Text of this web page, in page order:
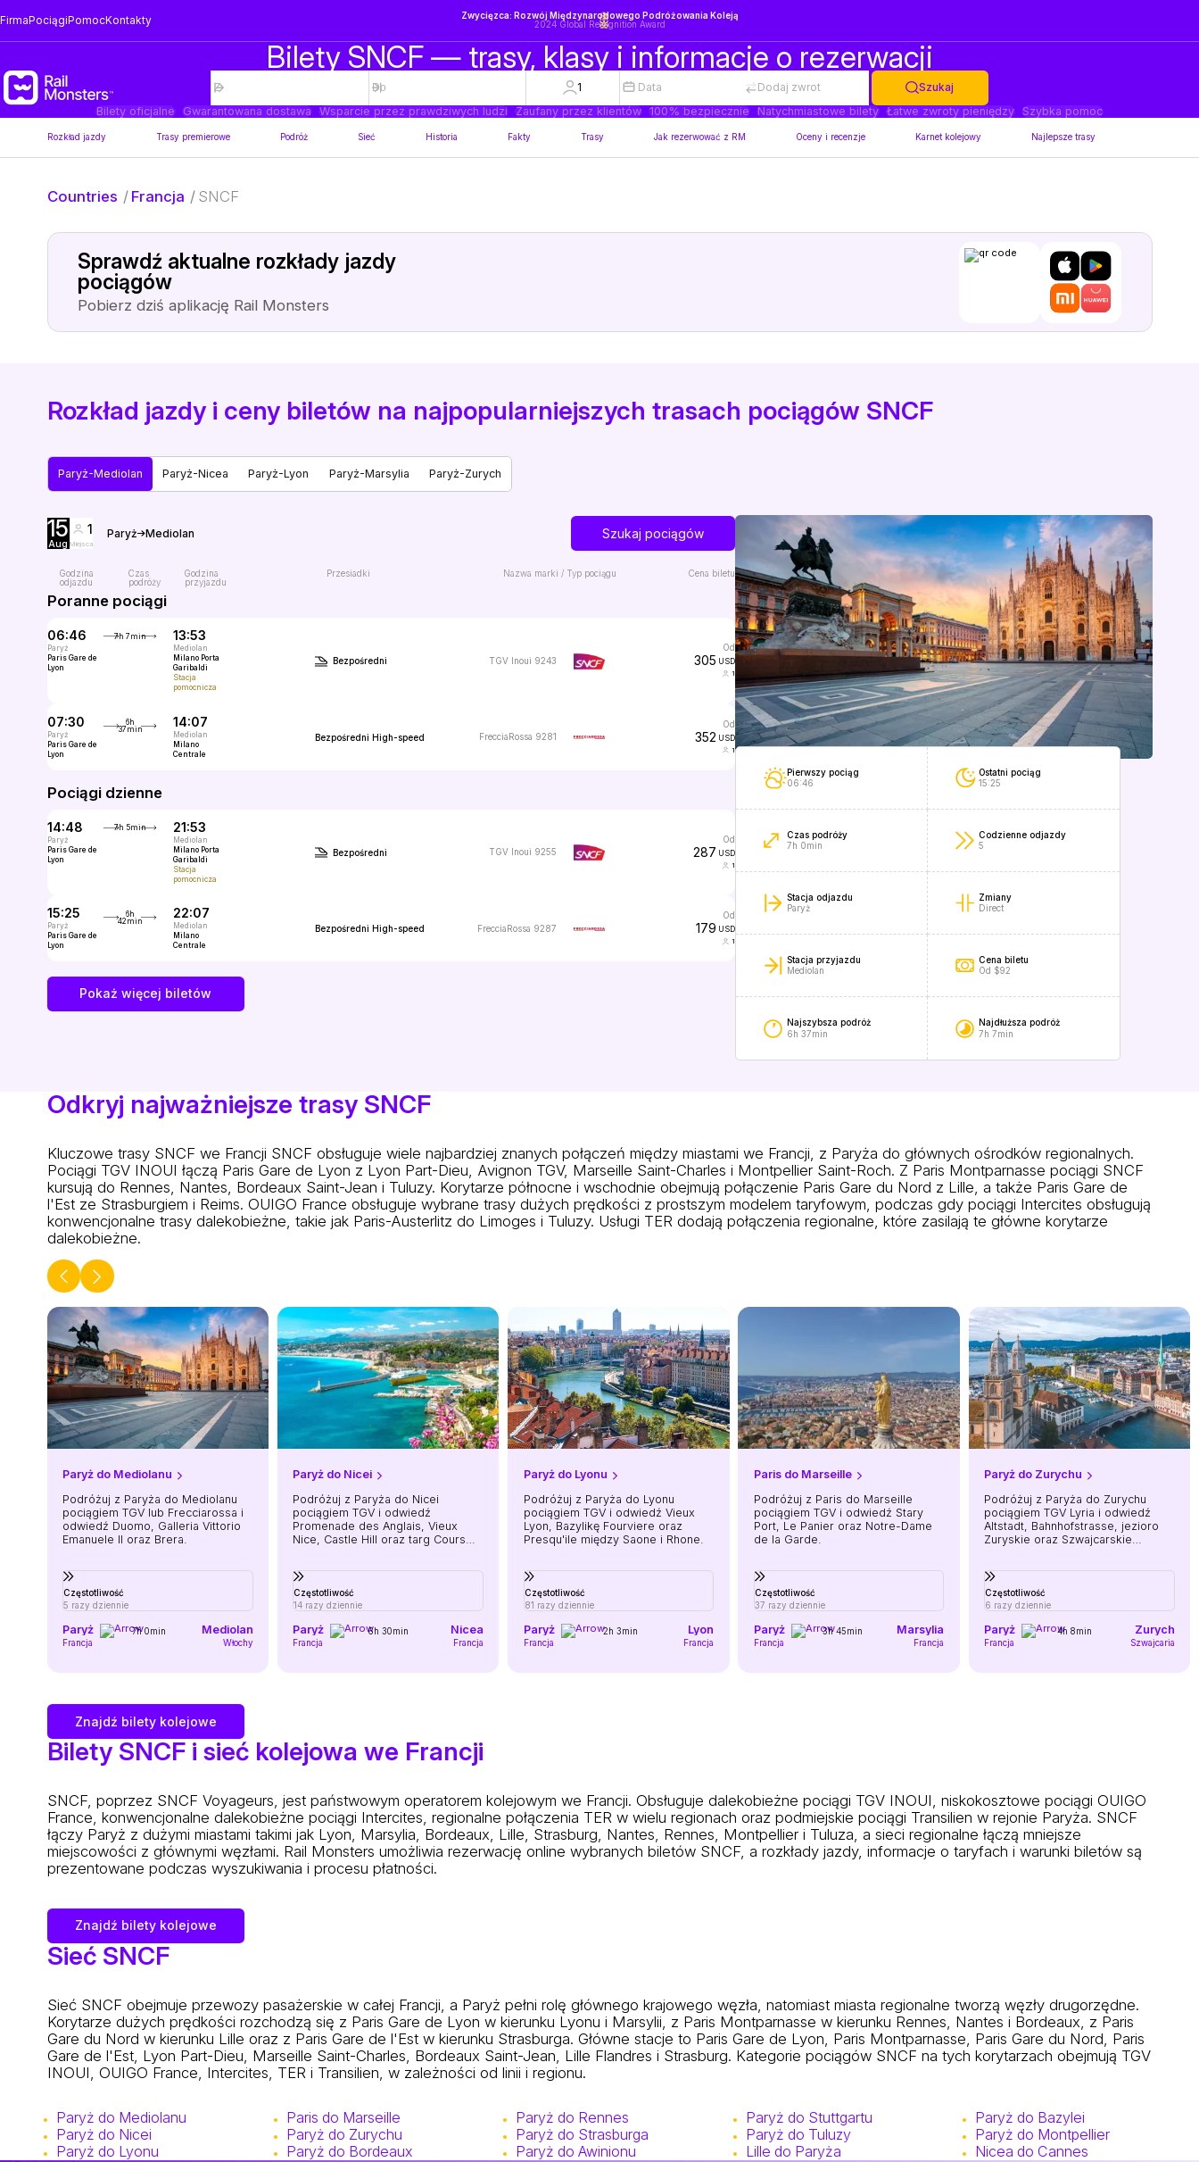
FirmaPociągiPomocKontakty
Zwycięzca: Rozwój Międzynarodowego Podróżowania Koleją
2024 Global Recognition Award
Bilety SNCF — trasy, klasy i informacje o rezerwacji
1 Data Dodaj zwrot
Szukaj
Bilety oficjalne
Gwarantowana dostawa Wsparcie przez prawdziwych ludzi Zaufany przez klientów 100% bezpiecznie Natychmiastowe bilety Łatwe zwroty pieniędzy Szybka pomoc
Rozkład jazdy Trasy premierowe Podróż Sieć Historia Fakty Trasy Jak rezerwować z RM Oceny i recenzje Karnet kolejowy Najlepsze trasy
Countries / Francja / SNCF
Sprawdź aktualne rozkłady jazdy
pociągów
Pobierz dziś aplikację Rail Monsters
Rozkład jazdy i ceny biletów na najpopularniejszych trasach pociągów SNCF
Paryż-Mediolan Paryż-Nicea Paryż-Lyon Paryż-Marsylia Paryż-Zurych
15
Aug
1
Miejsca
Paryż Mediolan Szukaj pociągów
Godzina
odjazdu
Czas
podróży
Godzina
przyjazdu
Przesiadki Nazwa marki / Typ pociągu Cena biletu
Poranne pociągi
06:46
Paryż
Paris Gare de
Lyon
7h 7min 13:53
Mediolan
Milano Porta
Garibaldi
Stacja
pomocnicza
Bezpośredni TGV Inoui 9243
od
305 USD
1
07:30
Paryż
Paris Gare de
Lyon
6h
37min
14:07
Mediolan
Milano
Centrale
Bezpośredni High-speed FrecciaRossa 9281
od
352 USD
1
Pociągi dzienne
14:48
Paryż
Paris Gare de
Lyon
7h 5min 21:53
Mediolan
Milano Porta
Garibaldi
Stacja
pomocnicza
Bezpośredni TGV Inoui 9255
od
287 USD
1
15:25
Paryż
Paris Gare de
Lyon
6h
42min
22:07
Mediolan
Milano
Centrale
Bezpośredni High-speed FrecciaRossa 9287
od
179 USD
1
Pokaż więcej biletów
Pierwszy pociąg
06:46
Ostatni pociąg
15:25
Czas podróży
7h 0min
Codzienne odjazdy
5
Stacja odjazdu
Paryż
Zmiany
Direct
Stacja przyjazdu
Mediolan
Cena biletu
Od $92
Najszybsza podróż
6h 37min
Najdłuższa podróż
7h 7min
Odkryj najważniejsze trasy SNCF
Kluczowe trasy SNCF we Francji SNCF obsługuje wiele najbardziej znanych połączeń między miastami we Francji, z Paryża do głównych ośrodków regionalnych.
Pociągi TGV INOUI łączą Paris Gare de Lyon z Lyon Part-Dieu, Avignon TGV, Marseille Saint-Charles i Montpellier Saint-Roch. Z Paris Montparnasse pociągi SNCF
kursują do Rennes, Nantes, Bordeaux Saint-Jean i Tuluzy. Korytarze północne i wschodnie obejmują połączenie Paris Gare du Nord z Lille, a także Paris Gare de
l'Est ze Strasburgiem i Reims. OUIGO France obsługuje wybrane trasy dużych prędkości z prostszym modelem taryfowym, podczas gdy pociągi Intercites obsługują
konwencjonalne trasy dalekobieżne, takie jak Paris-Austerlitz do Limoges i Tuluzy. Usługi TER dodają połączenia regionalne, które zasilają te główne korytarze
dalekobieżne.
Paryż do Mediolanu
Podróżuj z Paryża do Mediolanu
pociągiem TGV lub Frecciarossa i
odwiedź Duomo, Galleria Vittorio
Emanuele II oraz Brera.
Częstotliwość
5 razy dziennie
Paryż
Francja
7h 0min Mediolan
Włochy
Paryż do Nicei
Podróżuj z Paryża do Nicei
pociągiem TGV i odwiedź
Promenade des Anglais, Vieux
Nice, Castle Hill oraz targ Cours
Częstotliwość
14 razy dziennie
Paryż
Francja
6h 30min Nicea
Francja
Paryż do Lyonu
Podróżuj z Paryża do Lyonu
pociągiem TGV i odwiedź Vieux
Lyon, Bazylikę Fourviere oraz
Presqu'ile między Saone i Rhone.
Częstotliwość
81 razy dziennie
Paryż
Francja
2h 3min Lyon
Francja
Paris do Marseille
Podróżuj z Paris do Marseille
pociągiem TGV i odwiedź Stary
Port, Le Panier oraz Notre-Dame
de la Garde.
Częstotliwość
37 razy dziennie
Paryż
Francja
3h 45min Marsylia
Francja
Paryż do Zurychu
Podróżuj z Paryża do Zurychu
pociągiem TGV Lyria i odwiedź
Altstadt, Bahnhofstrasse, jezioro
Zuryskie oraz Szwajcarskie
Częstotliwość
6 razy dziennie
Paryż
Francja
4h 8min Zurych
Szwajcaria
Znajdź bilety kolejowe
Bilety SNCF i sieć kolejowa we Francji
SNCF, poprzez SNCF Voyageurs, jest państwowym operatorem kolejowym we Francji. Obsługuje dalekobieżne pociągi TGV INOUI, niskokosztowe pociągi OUIGO
France, konwencjonalne dalekobieżne pociągi Intercites, regionalne połączenia TER w wielu regionach oraz podmiejskie pociągi Transilien w rejonie Paryża. SNCF
łączy Paryż z dużymi miastami takimi jak Lyon, Marsylia, Bordeaux, Lille, Strasburg, Nantes, Rennes, Montpellier i Tuluza, a sieci regionalne łączą mniejsze
miejscowości z głównymi węzłami. Rail Monsters umożliwia rezerwację online wybranych biletów SNCF, a rozkłady jazdy, informacje o taryfach i warunki biletów są
prezentowane podczas wyszukiwania i procesu płatności.
Znajdź bilety kolejowe
Sieć SNCF
Sieć SNCF obejmuje przewozy pasażerskie w całej Francji, a Paryż pełni rolę głównego krajowego węzła, natomiast miasta regionalne tworzą węzły drugorzędne.
Korytarze dużych prędkości rozchodzą się z Paris Gare de Lyon w kierunku Lyonu i Marsylii, z Paris Montparnasse w kierunku Rennes, Nantes i Bordeaux, z Paris
Gare du Nord w kierunku Lille oraz z Paris Gare de l'Est w kierunku Strasburga. Główne stacje to Paris Gare de Lyon, Paris Montparnasse, Paris Gare du Nord, Paris
Gare de l'Est, Lyon Part-Dieu, Marseille Saint-Charles, Bordeaux Saint-Jean, Lille Flandres i Strasburg. Kategorie pociągów SNCF na tych korytarzach obejmują TGV
INOUI, OUIGO France, Intercites, TER i Transilien, w zależności od linii i regionu.
Paryż do Mediolanu
Paryż do Nicei
Paryż do Lyonu
Paris do Marseille
Paryż do Zurychu
Paryż do Bordeaux
Paryż do Rennes
Paryż do Strasburga
Paryż do Awinionu
Paryż do Stuttgartu
Paryż do Tuluzy
Lille do Paryża
Paryż do Bazylei
Paryż do Montpellier
Nicea do Cannes